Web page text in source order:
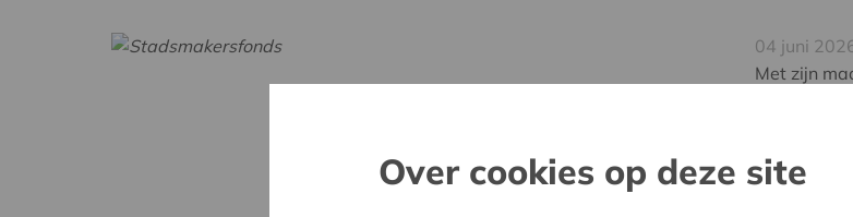
04 juni
Met zijn
Leuvense
Belgische
om
Over cookies op deze site